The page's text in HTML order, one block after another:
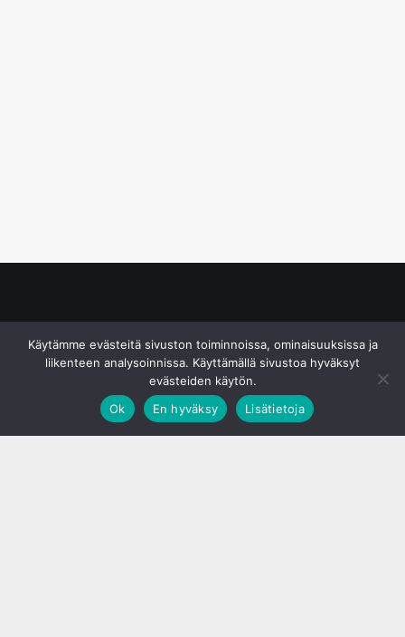
Käytämme evästeitä sivuston toiminnoissa, ominaisuuksissa ja
liikenteen analysoinnissa. Käyttämällä sivustoa hyväksyt
evästeiden käytön.
Ok
En hyväksy Lisätietoja